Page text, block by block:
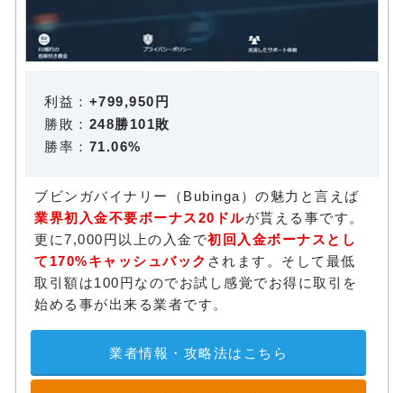
利益： +799,950円
勝敗： 248勝101敗
勝率： 71.06%
ブビンガバイナリー（Bubinga）の魅力と言えば
業界初入金不要ボーナス20ドルが貰える事です。
更に7,000円以上の入金で初回入金ボーナスとし
て170%キャッシュバック されます。そして最低
取引額は100円なのでお試し感覚でお得に取引を
始める事が出来る業者です。
業者情報・攻略法はこちら